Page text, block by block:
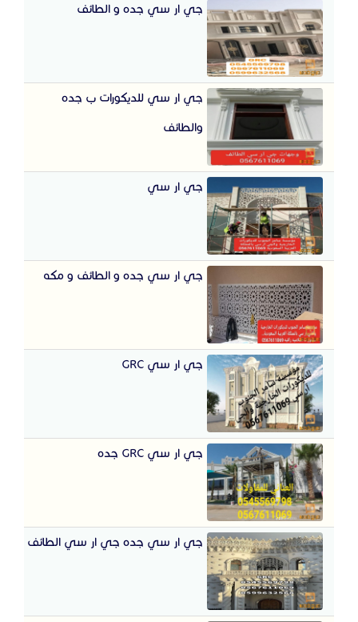
جي ار سي جده و الطائف
جي ار سي للديكورات ب جده
والطائف
جي ار سي
جي ار سي جده و الطائف و مكه
جي ار سي GRC
جي ار سي GRC جده
جي ار سي جده جي ار سي الطائف